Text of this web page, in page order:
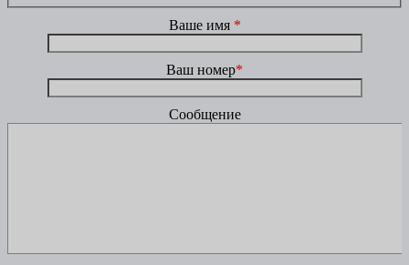
Ваше имя *
Ваш номер*
Сообщение